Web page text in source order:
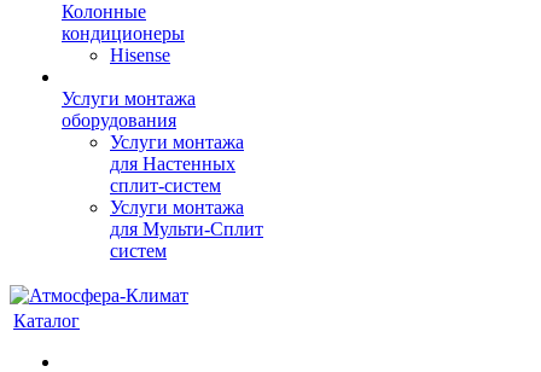
Колонные
кондиционеры
Hisense
Услуги монтажа
оборудования
Услуги монтажа
для Настенных
сплит-систем
Услуги монтажа
для Мульти-Сплит
систем
Каталог